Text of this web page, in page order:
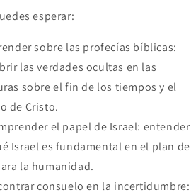
esperar:
sobre las profecías bíblicas:
las verdades ocultas en las
sobre el fin de los tiempos y el
de Cristo.
el papel de Israel: entender
Israel es fundamental en el plan de
la humanidad.
consuelo en la incertidumbre: